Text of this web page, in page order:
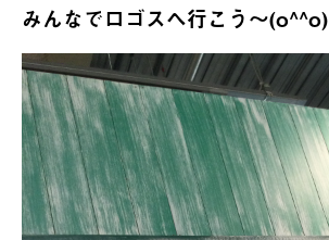
みんなでロゴスへ行こう〜(o^^o)